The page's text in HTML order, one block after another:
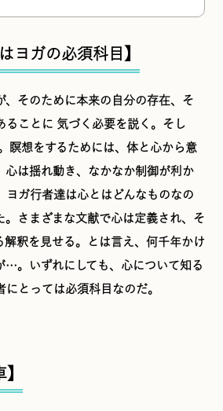
ヨガの必須科目】
、そのために本来の自分の存在、そ
ることに 気づく必要を説く。そし
瞑想をするためには、体と心から意
心は揺れ動き、なかなか制御が利か
ヨガ行者達は心とはどんなものなの
。さまざまな文献で心は定義され、そ
解釈を見せる。とは言え、何千年かけ
…。いずれにしても、心について知る
にとっては必須科目なのだ。